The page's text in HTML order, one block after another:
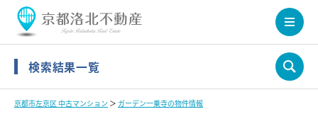
検索結果一覧
京都市左京区 中古マンション ＞ ガーデン一乗寺の物件情報